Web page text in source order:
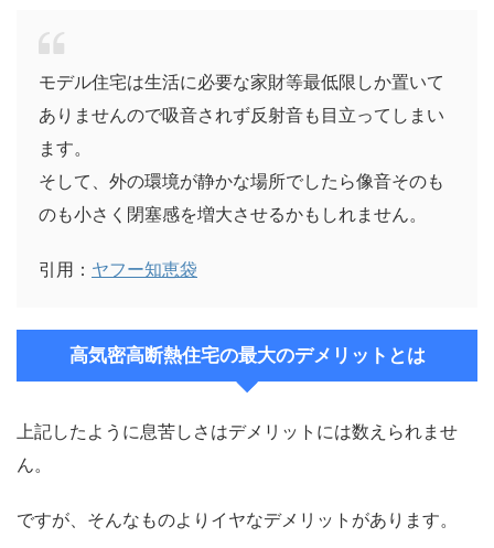
モデル住宅は生活に必要な家財等最低限しか置いて
ありませんので吸音されず反射音も目立ってしまい
ます。
そして、外の環境が静かな場所でしたら像音そのも
のも小さく閉塞感を増大させるかもしれません。
引用： ヤフー知恵袋
高気密高断熱住宅の最大のデメリットとは
上記したように息苦しさはデメリットには数えられませ
ん。
ですが、そんなものよりイヤなデメリットがあります。